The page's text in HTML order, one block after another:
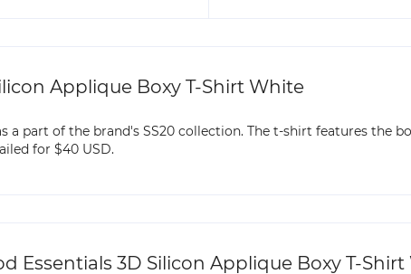
Applique Boxy T-Shirt White
a part of the brand's SS20 collection. The t-shirt features the
for $40 USD.
Essentials 3D Silicon Applique Boxy T-